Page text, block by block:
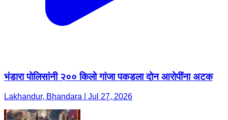
भंडारा पोलिसांनी २०० किलो गांजा पकडला दोन आरोपींना अटक
Lakhandur, Bhandara | Jul 27, 2026